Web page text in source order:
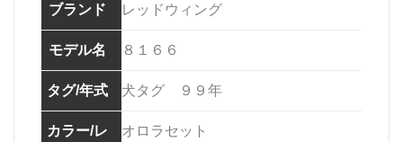
ブランド レッドウィング
モデル名 ８１６６
タグ/年式 犬タグ ９９年
カラー/レ
オロラセット